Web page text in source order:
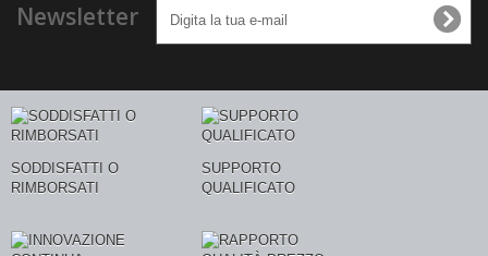
Newsletter
SODDISFATTI O
RIMBORSATI
SUPPORTO
QUALIFICATO